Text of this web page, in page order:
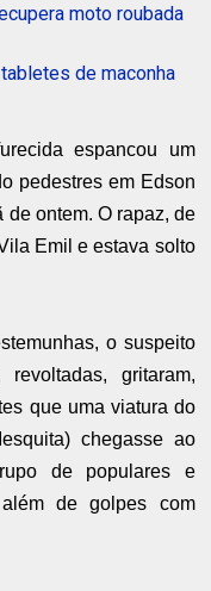
moto roubada
de maconha
espancou um
pedestres em Edson
de ontem. O rapaz, de
Emil e estava solto
o suspeito
gritaram,
que uma viatura do
chegasse ao
de populares e
de golpes com